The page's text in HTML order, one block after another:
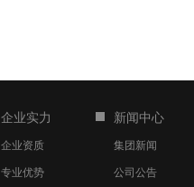
企业实力
企业资质
专业优势
新闻中心
集团新闻
公司公告